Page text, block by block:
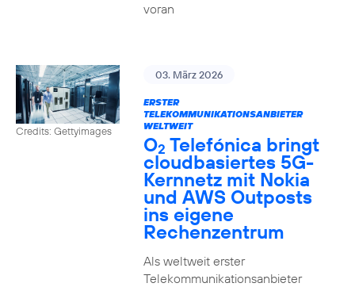
voran
Credits: Gettyimages
03. März 2026
ERSTER
TELEKOMMUNIKATIONSANBIETER
WELTWEIT
O2 Telefónica bringt
cloudbasiertes 5G-
Kernnetz mit Nokia
und AWS Outposts
ins eigene
Rechenzentrum
Als weltweit erster
Telekommunikationsanbieter